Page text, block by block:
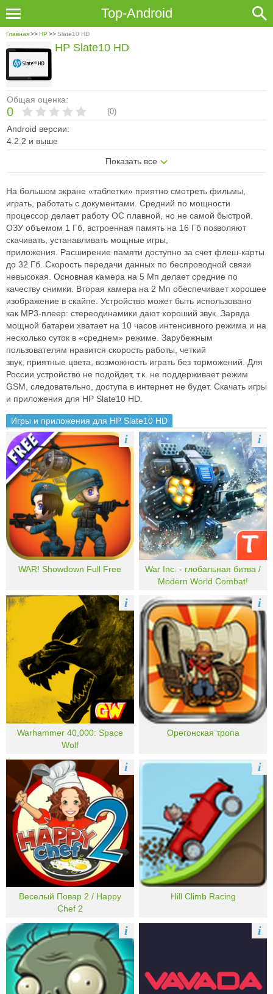
Top-Android
Главная>>HP >>Slate10 HD
Общая оценка:
0 (0)
Android версии:
4.2.2 и выше
Показать все
HP Slate10 HD
На большом экране «таблетки» приятно смотреть фильмы,
играть, работать с документами. Средний по мощности
процессор делает работу ОС плавной, но не самой быстрой.
ОЗУ объемом 1 Гб, встроенная память на 16 Гб позволяют
скачивать, устанавливать мощные игры,
приложения. Расширение памяти доступно за счет флеш-карты
до 32 Гб. Скорость передачи данных по беспроводной связи
невысокая. Основная камера на 5 Мп делает средние по
качеству снимки. Вторая камера на 2 Мп обеспечиваетхорошее
изображение в скайпе. Устройство может быть использовано
как MP3-плеер: стереодинамики дают хороший звук. Заряда
мощной батареи хватает на 10 часов интенсивного режима и на
несколько суток в «среднем» режиме. Зарубежным
пользователям нравится скорость работы, четкий
звук, приятные цвета, возможность играть без торможений. Для
России устройство не подойдет, т.к. не поддерживает режим
GSM, следовательно, доступа в интернет не будет. Скачать игры
и приложения для HP Slate10 HD.
Игры и приложения для HP Slate10 HD
WAR! Showdown Full Free
i
War Inc. - глобальная битва /
Modern World Combat!
i
Warhammer 40,000: Space
Wolf
i
Орегонская тропа
i
Веселый Повар 2 / Happy
Chef 2
i
Hill Climb Racing
i
i i